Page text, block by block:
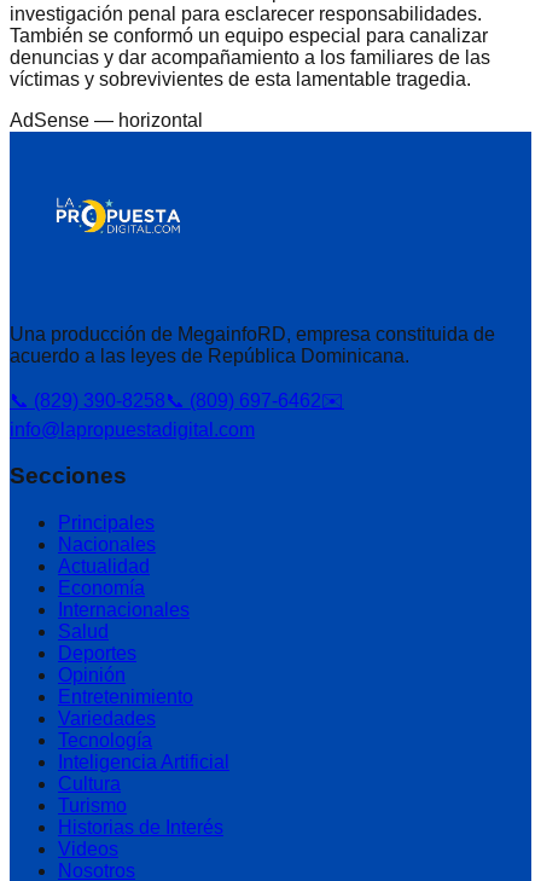
investigación penal para esclarecer responsabilidades.
También se conformó un equipo especial para canalizar
denuncias y dar acompañamiento a los familiares de las
víctimas y sobrevivientes de esta lamentable tragedia.
AdSense — horizontal
Una producción de MegainfoRD, empresa constituida de
acuerdo a las leyes de República Dominicana.
📞 (829) 390-8258📞 (809) 697-6462✉️
info@lapropuestadigital.com
Secciones
Principales
Nacionales
Actualidad
Economía
Internacionales
Salud
Deportes
Opinión
Entretenimiento
Variedades
Tecnología
Inteligencia Artificial
Cultura
Turismo
Historias de Interés
Videos
Nosotros